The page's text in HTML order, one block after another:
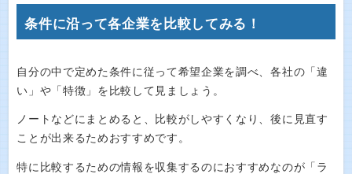
条件に沿って各企業を比較してみる！
自分の中で定めた条件に従って希望企業を調べ、各社の「違
い」や「特徴」を比較して見ましょう。
ノートなどにまとめると、比較がしやすくなり、後に見直す
ことが出来るためおすすめです。
特に比較するための情報を収集するのにおすすめなのが「ラ